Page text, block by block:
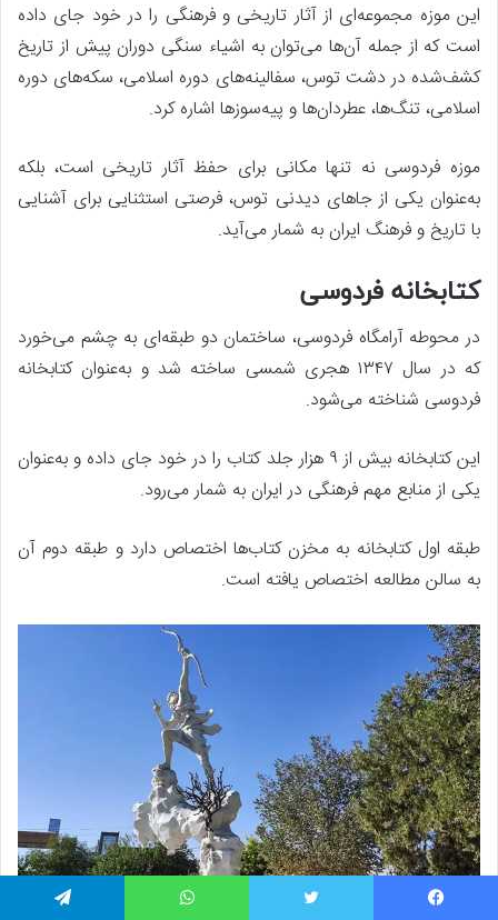
این موزه مجموعه‌ای از آثار تاریخی و فرهنگی را در خود جای داده
است که از جمله آن‌ها می‌توان به اشیاء سنگی دوران پیش از تاریخ
کشف‌شده در دشت توس، سفالینه‌های دوره اسلامی، سکه‌های دوره
اسلامی، تنگ‌ها، عطردان‌ها و پیه‌سوزها اشاره کرد.
موزه فردوسی نه تنها مکانی برای حفظ آثار تاریخی است، بلکه
به‌عنوان یکی از جاهای دیدنی توس، فرصتی استثنایی برای آشنایی
با تاریخ و فرهنگ ایران به شمار می‌آید.
کتابخانه فردوسی
در محوطه آرامگاه فردوسی، ساختمان دو طبقه‌ای به چشم می‌خورد
که در سال ۱۳۴۷ هجری شمسی ساخته شد و به‌عنوان کتابخانه
فردوسی شناخته می‌شود.
این کتابخانه بیش از ۹ هزار جلد کتاب را در خود جای داده و به‌عنوان
یکی از منابع مهم فرهنگی در ایران به شمار می‌رود.
طبقه اول کتابخانه به مخزن کتاب‌ها اختصاص دارد و طبقه دوم آن
به سالن مطالعه اختصاص یافته است.